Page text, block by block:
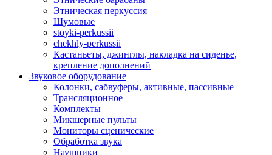
Этническая перкуссия
Шумовые
stoyki-perkussii
chekhly-perkussii
Кастаньеты, джинглы, накладка на сиденье,
крепление дополнений
Звуковое оборудование
Колонки, сабвуферы, активные, пассивные
Трансляционное
Комплекты
Микшерные пульты
Мониторы сценические
Обработка звука
Наушники